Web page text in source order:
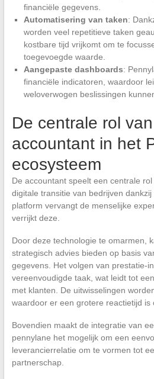
financiële gegevens.
Automatisering van taken:
worden veel repetitieve taken
kostbare tijd vrijkomt om te
toegevoegde waarde.
Aangepaste dashboards:
financiële indicatoren, waardoor
weloverwogen beslissingen
De centrale rol
accountant in het
ecosysteem
De accountant speelt een centrale
digitale transitie van bedrijven
platform vervangt de menselijke
verrijkt deze.
Door deze technologie te omarmen,
strategisch advies bieden op basis
gegevens. Het volgen van prestatie-
vereenvoudigde taak, wat leidt tot
met klanten. De uitwisselingen
waardoor er een grotere reactietijd is
Bovendien maakt de integratie van
pennylane het mogelijk om een
leverancierrelatie om te vormen tot
partnerschap.